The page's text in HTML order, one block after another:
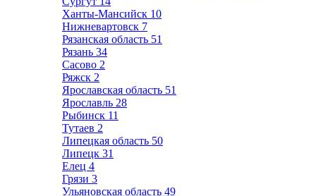
Ханты-Мансийск 10
Нижневартовск 7
Рязанская область 51
Рязань 34
Сасово 2
Ряжск 2
Ярославская область 51
Ярославль 28
Рыбинск 11
Тутаев 2
Липецкая область 50
Липецк 31
Елец 4
Грязи 3
Ульяновская область 49